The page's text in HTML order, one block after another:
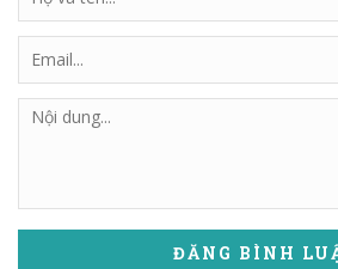
ĐĂNG BÌNH